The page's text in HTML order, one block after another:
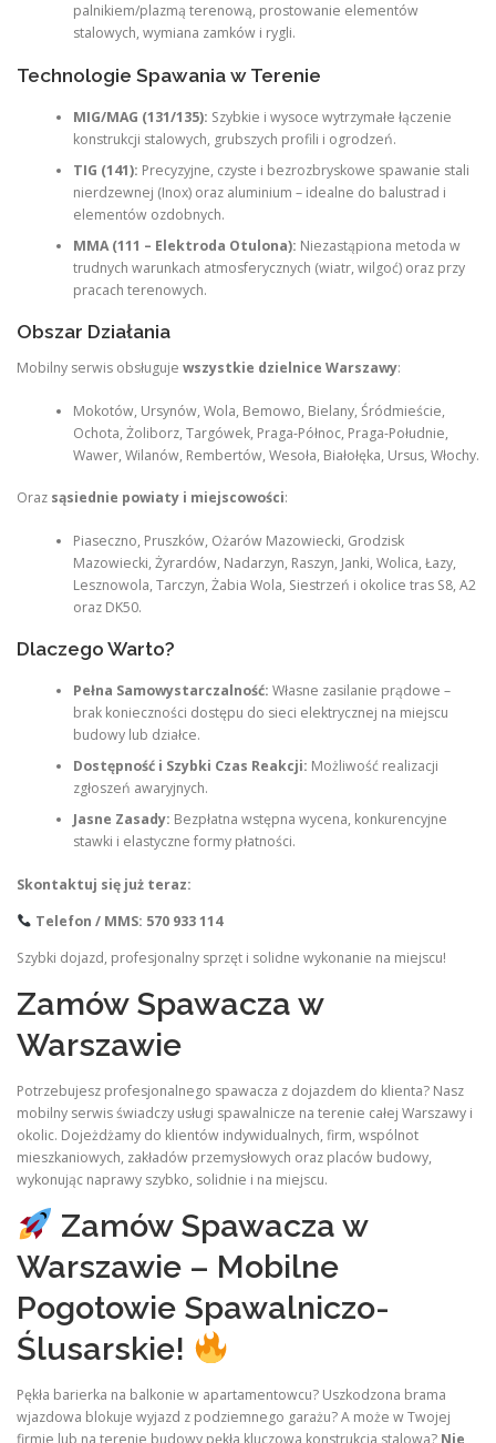
palnikiem/plazmą terenową, prostowanie elementów
stalowych, wymiana zamków i rygli.
Technologie Spawania w Terenie
MIG/MAG (131/135): Szybkie i wysoce wytrzymałe łączenie
konstrukcji stalowych, grubszych profili i ogrodzeń.
TIG (141): Precyzyjne, czyste i bezrozbryskowe spawanie stali
nierdzewnej (Inox) oraz aluminium – idealne do balustrad i
elementów ozdobnych.
MMA (111 – Elektroda Otulona): Niezastąpiona metoda w
trudnych warunkach atmosferycznych (wiatr, wilgoć) oraz przy
pracach terenowych.
Obszar Działania
Mobilny serwis obsługuje wszystkie dzielnice Warszawy:
Mokotów, Ursynów, Wola, Bemowo, Bielany, Śródmieście,
Ochota, Żoliborz, Targówek, Praga-Północ, Praga-Południe,
Wawer, Wilanów, Rembertów, Wesoła, Białołęka, Ursus, Włochy.
Oraz sąsiednie powiaty i miejscowości:
Piaseczno, Pruszków, Ożarów Mazowiecki, Grodzisk
Mazowiecki, Żyrardów, Nadarzyn, Raszyn, Janki, Wolica, Łazy,
Lesznowola, Tarczyn, Żabia Wola, Siestrzeń i okolice tras S8, A2
oraz DK50.
Dlaczego Warto?
Pełna Samowystarczalność: Własne zasilanie prądowe –
brak konieczności dostępu do sieci elektrycznej na miejscu
budowy lub działce.
Dostępność i Szybki Czas Reakcji: Możliwość realizacji
zgłoszeń awaryjnych.
Jasne Zasady: Bezpłatna wstępna wycena, konkurencyjne
stawki i elastyczne formy płatności.
Skontaktuj się już teraz:
Telefon / MMS: 570 933 114
Szybki dojazd, profesjonalny sprzęt i solidne wykonanie na miejscu!
Zamów Spawacza w
Warszawie
Potrzebujesz profesjonalnego spawacza z dojazdem do klienta? Nasz
mobilny serwis świadczy usługi spawalnicze na terenie całej Warszawy i
okolic. Dojeżdżamy do klientów indywidualnych, firm, wspólnot
mieszkaniowych, zakładów przemysłowych oraz placów budowy,
wykonując naprawy szybko, solidnie i na miejscu.
Zamów Spawacza w
Warszawie – Mobilne
Pogotowie Spawalniczo-
Ślusarskie!
Pękła barierka na balkonie w apartamentowcu? Uszkodzona brama
wjazdowa blokuje wyjazd z podziemnego garażu? A może w Twojej